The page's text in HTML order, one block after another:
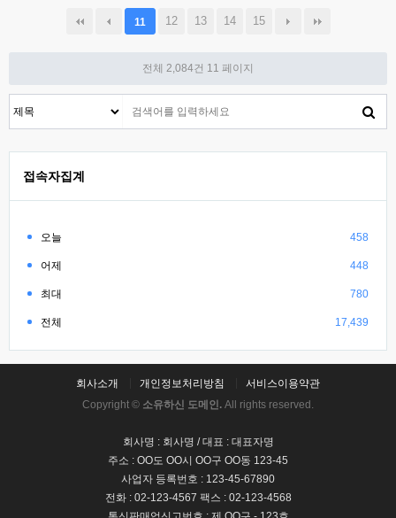
11 12 13 14 15
전체 2,084건 11 페이지
접속자집계
오늘 458
어제 448
최대 780
전체 17,439
회사소개 개인정보처리방침
서비스이용약관
Copyright © 소유하신 도메인. All rights reserved.
회사명 : 회사명 / 대표 : 대표자명
주소 : OO도 OO시 OO구 OO동 123-45
사업자 등록번호 : 123-45-67890
전화 : 02-123-4567 팩스 : 02-123-4568